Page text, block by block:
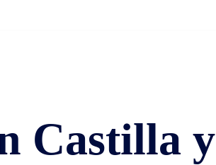
Castilla y